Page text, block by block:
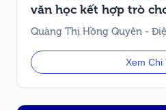
văn học kết hợp trò
cường tiếng Việt cho
Quàng Thị Hồng Quyên -
Xem Chi